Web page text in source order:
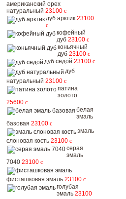
американский орех
натуральный 23100 c
дуб арктик 23100
c
кофейный
дуб 23100 c
коньячный
дуб 23100 c
дуб седой 23100 c
дуб
натуральный 23100 c
патина
золото
25600 c
белая
эмаль
базовая 23100 c
эмаль
слоновая кость 23100 c
серая
эмаль
7040 23100 c
фисташковая эмаль 23100 c
голубая
эмаль 23100